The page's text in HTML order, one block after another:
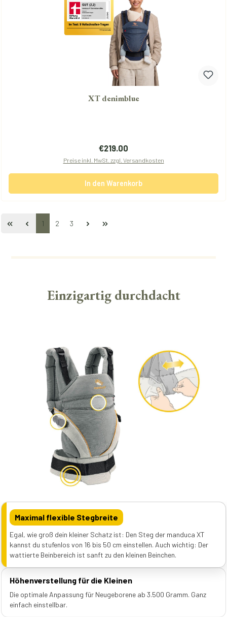
XT denimblue
Regulärer Preis:
€219.00
Preise inkl. MwSt. zzgl. Versandkosten
In den Warenkorb
Seite
1 Seite
2 Seite
3
Einzigartig durchdacht
Maximal flexible Stegbreite
Egal, wie groß dein kleiner Schatz ist: Den Steg der manduca XT
kannst du stufenlos von 16 bis 50 cm einstellen. Auch wichtig: Der
wattierte Beinbereich ist sanft zu den kleinen Beinchen.
Höhenverstellung für die Kleinen
Die optimale Anpassung für Neugeborene ab 3.500 Gramm. Ganz
einfach einstellbar.